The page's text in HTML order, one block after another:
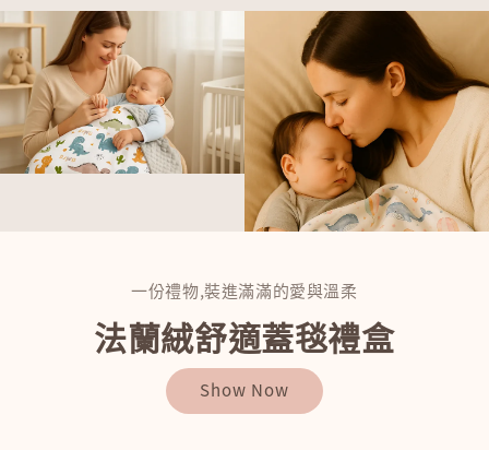
一份禮物,裝進滿滿的愛與溫柔
法蘭絨舒適蓋毯禮盒
Show Now